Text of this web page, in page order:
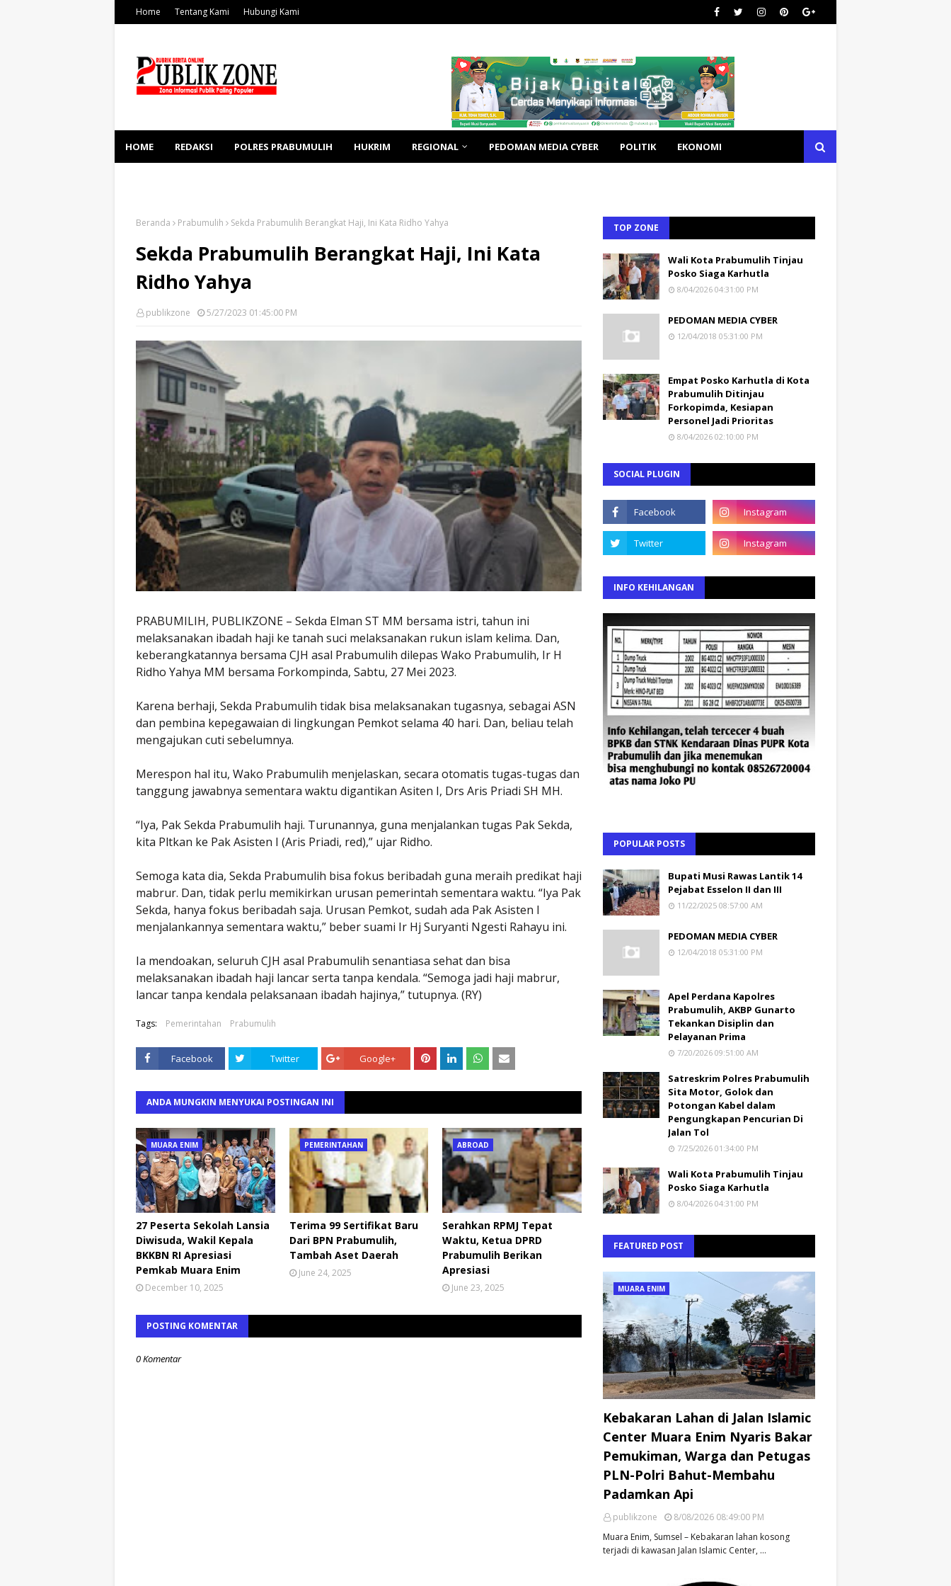
Home Tentang Kami Hubungi Kami
HOME REDAKSI POLRES PRABUMULIH HUKRIM REGIONAL PEDOMAN MEDIA CYBER POLITIK EKONOMI
Beranda Prabumulih Sekda Prabumulih Berangkat Haji, Ini Kata Ridho Yahya
Sekda Prabumulih Berangkat Haji, Ini Kata
Ridho Yahya
publikzone 5/27/2023 01:45:00 PM
PRABUMILIH, PUBLIKZONE – Sekda Elman ST MM bersama istri, tahun ini
melaksanakan ibadah haji ke tanah suci melaksanakan rukun islam kelima. Dan,
keberangkatannya bersama CJH asal Prabumulih dilepas Wako Prabumulih, Ir H
Ridho Yahya MM bersama Forkompinda, Sabtu, 27 Mei 2023.
Karena berhaji, Sekda Prabumulih tidak bisa melaksanakan tugasnya, sebagai ASN
dan pembina kepegawaian di lingkungan Pemkot selama 40 hari. Dan, beliau telah
mengajukan cuti sebelumnya.
Merespon hal itu, Wako Prabumulih menjelaskan, secara otomatis tugas-tugas dan
tanggung jawabnya sementara waktu digantikan Asiten I, Drs Aris Priadi SH MH.
“Iya, Pak Sekda Prabumulih haji. Turunannya, guna menjalankan tugas Pak Sekda,
kita Pltkan ke Pak Asisten I (Aris Priadi, red),” ujar Ridho.
Semoga kata dia, Sekda Prabumulih bisa fokus beribadah guna meraih predikat haji
mabrur. Dan, tidak perlu memikirkan urusan pemerintah sementara waktu. “Iya Pak
Sekda, hanya fokus beribadah saja. Urusan Pemkot, sudah ada Pak Asisten I
menjalankannya sementara waktu,” beber suami Ir Hj Suryanti Ngesti Rahayu ini.
Ia mendoakan, seluruh CJH asal Prabumulih senantiasa sehat dan bisa
melaksanakan ibadah haji lancar serta tanpa kendala. “Semoga jadi haji mabrur,
lancar tanpa kendala pelaksanaan ibadah hajinya,” tutupnya. (RY)
Tags: Pemerintahan Prabumulih
Facebook Twitter Google+
ANDA MUNGKIN MENYUKAI POSTINGAN INI
MUARA ENIM
27 Peserta Sekolah Lansia
Diwisuda, Wakil Kepala
BKKBN RI Apresiasi
Pemkab Muara Enim
December 10, 2025
PEMERINTAHAN
Terima 99 Sertifikat Baru
Dari BPN Prabumulih,
Tambah Aset Daerah
June 24, 2025
ABROAD
Serahkan RPMJ Tepat
Waktu, Ketua DPRD
Prabumulih Berikan
Apresiasi
June 23, 2025
POSTING KOMENTAR
0 Komentar
TOP ZONE
Wali Kota Prabumulih Tinjau
Posko Siaga Karhutla
8/04/2026 04:31:00 PM
PEDOMAN MEDIA CYBER
12/04/2018 05:31:00 PM
Empat Posko Karhutla di Kota
Prabumulih Ditinjau
Forkopimda, Kesiapan
Personel Jadi Prioritas
8/04/2026 02:10:00 PM
SOCIAL PLUGIN
INFO KEHILANGAN
POPULAR POSTS
Bupati Musi Rawas Lantik 14
Pejabat Esselon II dan III
11/22/2025 08:57:00 AM
PEDOMAN MEDIA CYBER
12/04/2018 05:31:00 PM
Apel Perdana Kapolres
Prabumulih, AKBP Gunarto
Tekankan Disiplin dan
Pelayanan Prima
7/20/2026 09:51:00 AM
Satreskrim Polres Prabumulih
Sita Motor, Golok dan
Potongan Kabel dalam
Pengungkapan Pencurian Di
Jalan Tol
7/25/2026 01:34:00 PM
Wali Kota Prabumulih Tinjau
Posko Siaga Karhutla
8/04/2026 04:31:00 PM
FEATURED POST
MUARA ENIM
Kebakaran Lahan di Jalan Islamic
Center Muara Enim Nyaris Bakar
Pemukiman, Warga dan Petugas
PLN-Polri Bahut-Membahu
Padamkan Api
publikzone
8/08/2026 08:49:00 PM
Muara Enim, Sumsel – Kebakaran lahan kosong
terjadi di kawasan Jalan Islamic Center, …